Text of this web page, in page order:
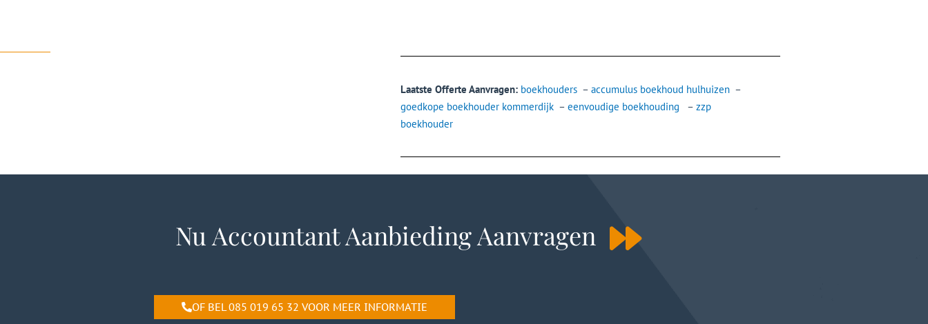
Laatste Offerte Aanvragen: boekhouders – accumulus boekhoud hulhuizen –
goedkope boekhouder kommerdijk – eenvoudige boekhouding – zzp
boekhouder
Nu Accountant Aanbieding Aanvragen
OF BEL 085 019 65 32 VOOR MEER INFORMATIE